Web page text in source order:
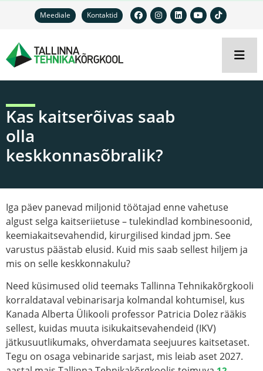
Meediale Kontaktid
Kas kaitserõivas saab
olla
keskkonnasõbralik?
Iga päev panevad miljonid töötajad enne vahetuse
algust selga kaitseriietuse – tulekindlad kombinesoonid,
keemiakaitsevahendid, kirurgilised kindad jpm. See
varustus päästab elusid. Kuid mis saab sellest hiljem ja
mis on selle keskkonnakulu?
Need küsimused olid teemaks Tallinna Tehnikakõrgkooli
korraldataval vebinarisarja kolmandal kohtumisel, kus
Kanada Alberta Ülikooli professor Patricia Dolez rääkis
sellest, kuidas muuta isikukaitsevahendeid (IKV)
jätkusuutlikumaks, ohverdamata seejuures kaitsetaset.
Tegu on osaga vebinaride sarjast, mis leiab aset 2027.